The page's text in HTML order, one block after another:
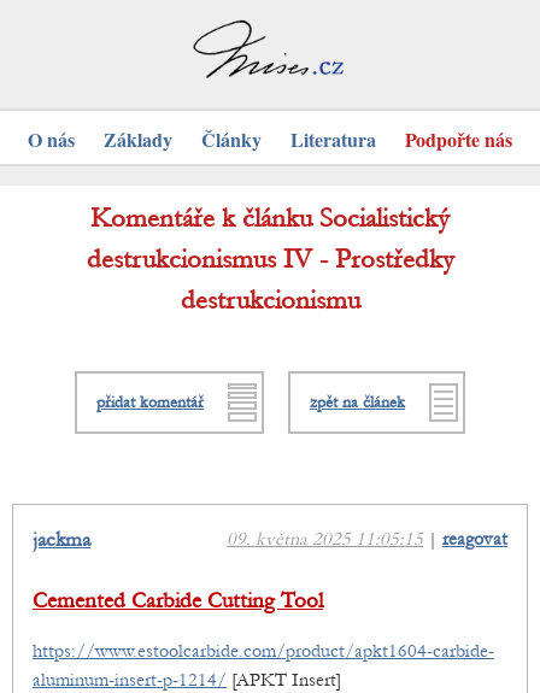
O nás Základy Články Literatura Podpořte nás
Komentáře k článku Socialistický
destrukcionismus IV - Prostředky
destrukcionismu
přidat komentář zpět na článek
09. května 2025 11:05:15| reagovat
jackma
Cemented Carbide Cutting Tool
https://www.estoolcarbide.com/product/apkt1604-carbide-
aluminum-insert-p-1214/ [APKT Insert]